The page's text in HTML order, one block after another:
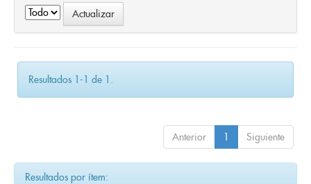
Resultados 1-1 de 1.
Anterior 1 Siguiente
Resultados por ítem: